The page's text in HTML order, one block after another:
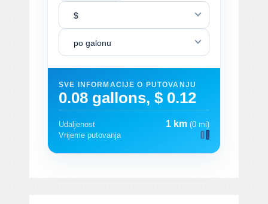
$
po galonu
SVE INFORMACIJE O PUTOVANJU
0.08 gallons, $ 0.12
Udaljenost 1 km (0 mi)
Vrijeme putovanja